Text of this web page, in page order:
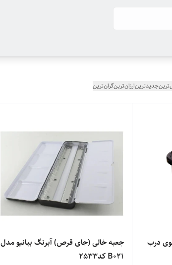
جدیدترینارزان‌ترینگران‌ترین
درب
جعبه خالی (جای قرص) آبرنگ بیانیو مدل
B021 کد2533